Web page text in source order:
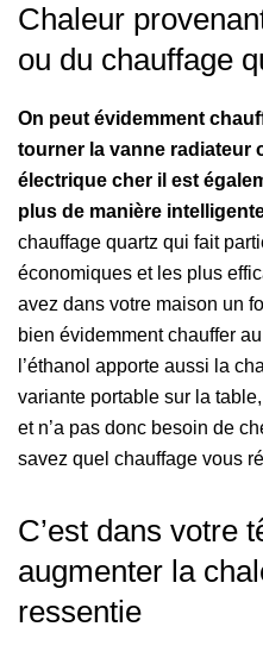
Chaleur
ou du chauffage
On peut évidemment
tourner la vanne radiateur
électrique cher il est
plus de manière
chauffage quartz qui fait
économiques et les plus
avez dans votre maison un
bien évidemment chauffer
l’éthanol apporte aussi la
variante portable sur la
et n’a pas donc besoin de
savez quel chauffage vous
C’est dans votre
augmenter la
ressentie